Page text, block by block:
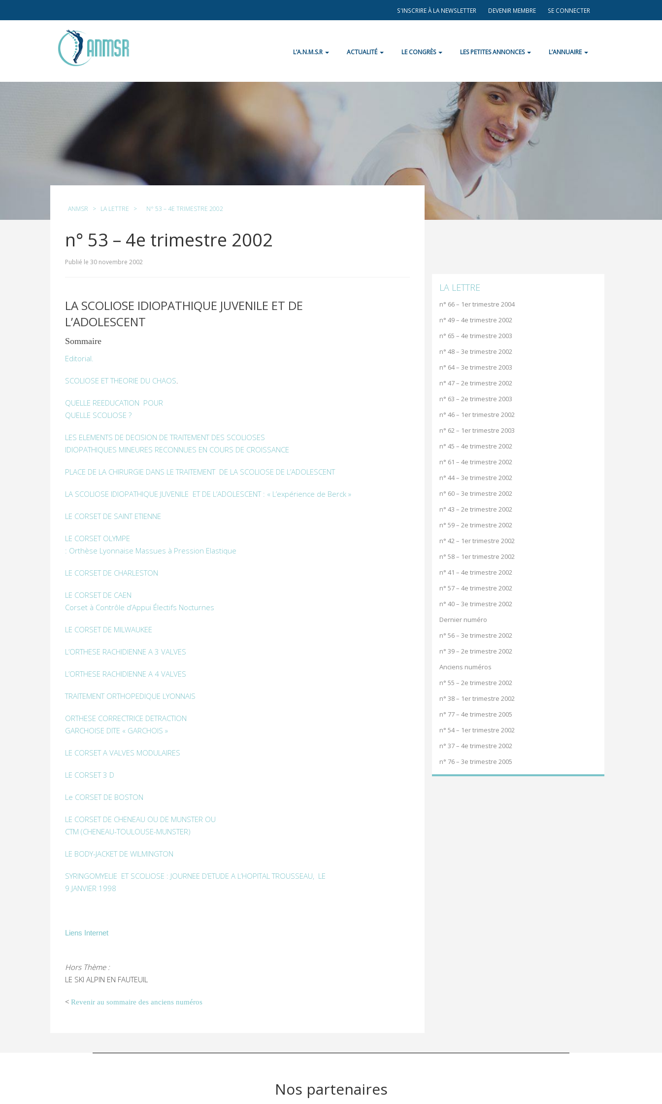
S'INSCRIRE À LA NEWSLETTER DEVENIR MEMBRE SE CONNECTER
L’A.N.M.S.R ACTUALITÉ LE CONGRÈS LES PETITES ANNONCES L’ANNUAIRE
ANMSR > LA LETTRE > N° 53 – 4E TRIMESTRE 2002
n° 53 – 4e trimestre 2002
Publié le 30 novembre 2002
LA SCOLIOSE IDIOPATHIQUE JUVENILE ET DE
L’ADOLESCENT
Sommaire
Editorial.
SCOLIOSE ET THEORIE DU CHAOS.
QUELLE REEDUCATION POUR
QUELLE SCOLIOSE ?
LES ELEMENTS DE DECISION DE TRAITEMENT DES SCOLIOSES
IDIOPATHIQUES MINEURES RECONNUES EN COURS DE CROISSANCE
PLACE DE LA CHIRURGIE DANS LE TRAITEMENT DE LA SCOLIOSE DE L’ADOLESCENT
LA SCOLIOSE IDIOPATHIQUE JUVENILE ET DE L’ADOLESCENT: « L’expérience de Berck »
LE CORSET DE SAINT ETIENNE
LE CORSET OLYMPE
: Orthèse Lyonnaise Massues à Pression Elastique
LE CORSET DE CHARLESTON
LE CORSET DE CAEN
Corset à Contrôle d’Appui Électifs Nocturnes
LE CORSET DE MILWAUKEE
L’ORTHESE RACHIDIENNE A 3 VALVES
L’ORTHESE RACHIDIENNE A 4 VALVES
TRAITEMENT ORTHOPEDIQUE LYONNAIS
ORTHESE CORRECTRICE DETRACTION
GARCHOISE DITE « GARCHOIS »
LE CORSET A VALVES MODULAIRES
LE CORSET 3 D
Le CORSET DE BOSTON
LE CORSET DE CHENEAU OU DE MUNSTER OU
CTM (CHENEAU-TOULOUSE-MUNSTER)
LE BODY-JACKET DE WILMINGTON
SYRINGOMYELIE ET SCOLIOSE : JOURNEE D’ETUDE A L’HOPITAL TROUSSEAU, LE
9 JANVIER 1998
Liens Internet
Hors Thème :
LE SKI ALPIN EN FAUTEUIL
< Revenir au sommaire des anciens numéros
LA LETTRE
n° 66 – 1er trimestre 2004
n° 49 – 4e trimestre 2002
n° 65 – 4e trimestre 2003
n° 48 – 3e trimestre 2002
n° 64 – 3e trimestre 2003
n° 47 – 2e trimestre 2002
n° 63 – 2e trimestre 2003
n° 46 – 1er trimestre 2002
n° 62 – 1er trimestre 2003
n° 45 – 4e trimestre 2002
n° 61 – 4e trimestre 2002
n° 44 – 3e trimestre 2002
n° 60 – 3e trimestre 2002
n° 43 – 2e trimestre 2002
n° 59 – 2e trimestre 2002
n° 42 – 1er trimestre 2002
n° 58 – 1er trimestre 2002
n° 41 – 4e trimestre 2002
n° 57 – 4e trimestre 2002
n° 40 – 3e trimestre 2002
Dernier numéro
n° 56 – 3e trimestre 2002
n° 39 – 2e trimestre 2002
Anciens numéros
n° 55 – 2e trimestre 2002
n° 38 – 1er trimestre 2002
n° 77 – 4e trimestre 2005
n° 54 – 1er trimestre 2002
n° 37 – 4e trimestre 2002
n° 76 – 3e trimestre 2005
Nos partenaires